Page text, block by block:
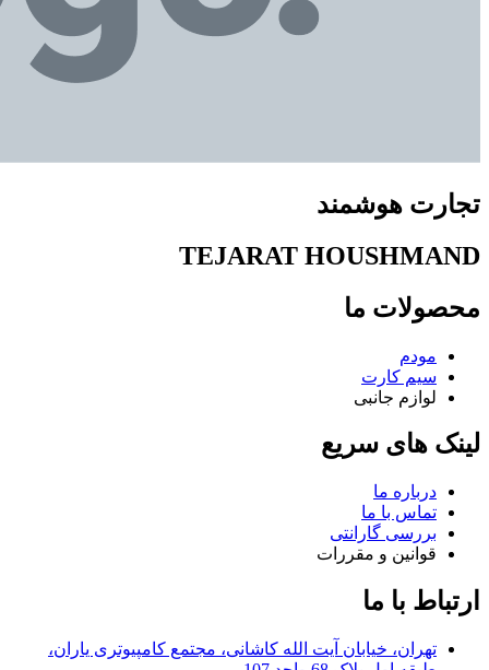
تجارت هوشمند
TEJARAT HOUSHMAND
محصولات ما
مودم
سیم کارت
لوازم جانبی
لینک های سریع
درباره ما
تماس با ما
بررسی گارانتی
قوانین و مقررات
ارتباط با ما
تهران، خیابان آیت الله کاشانی، مجتمع کامپیوتری یاران،